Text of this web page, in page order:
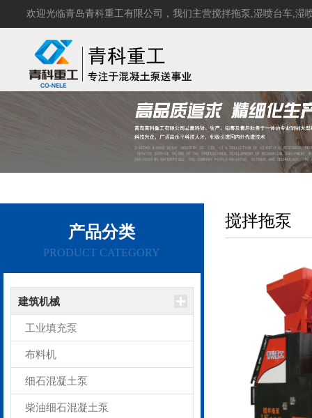
欢迎光临青岛青科重工有限公司，我们主营搅拌拖泵 ,湿喷台车,湿
产品分类
PRODUCT CATEGORY
建筑机械
工业填充泵
布料机
细石混凝土泵
柴油细石混凝土泵
搅拌拖泵